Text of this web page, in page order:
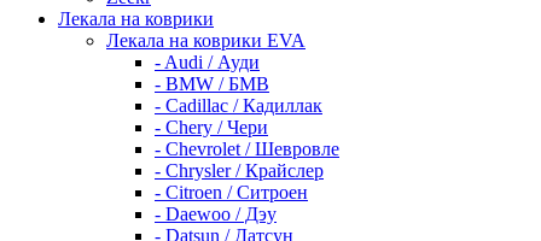
Лекала на коврики
Лекала на коврики EVA
- Audi / Ауди
- BMW / БМВ
- Cadillac / Кадиллак
- Chery / Чери
- Chevrolet / Шевровле
- Chrysler / Крайслер
- Citroen / Ситроен
- Daewoo / Дэу
- Datsun / Датсун